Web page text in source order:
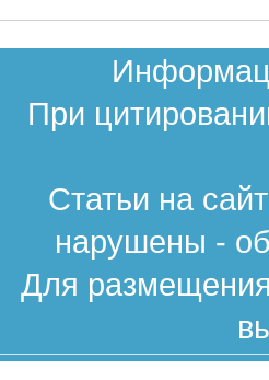
При
Статьи на
нарушены -
Для размещения